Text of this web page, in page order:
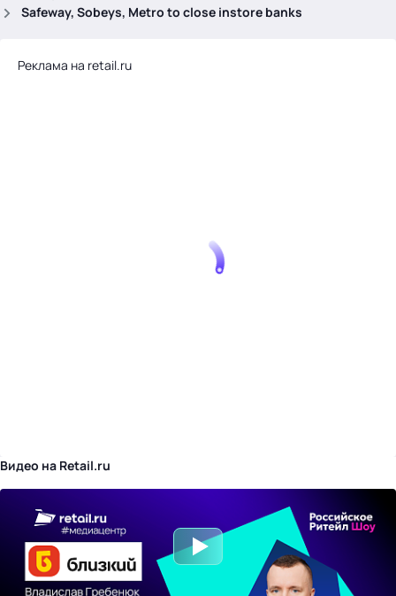
Safeway, Sobeys, Metro to close instore banks
Реклама на retail.ru
Видео на Retail.ru